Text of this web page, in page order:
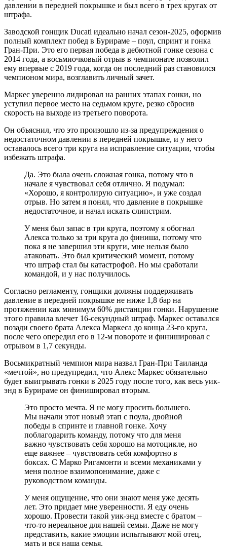
давлении в передней покрышке и был всего в трех кругах от
штрафа.
Заводской гонщик Ducati идеально начал сезон-2025, оформив
полный комплект побед в Бурираме – поул, спринт и гонка
Гран-При. Это его первая победа в дебютной гонке сезона с
2014 года, а восьмиочковый отрыв в чемпионате позволил
ему впервые с 2019 года, когда он последний раз становился
чемпионом мира, возглавить личный зачет.
Маркес уверенно лидировал на ранних этапах гонки, но
уступил первое место на седьмом круге, резко сбросив
скорость на выходе из третьего поворота.
Он объяснил, что это произошло из-за предупреждения о
недостаточном давлении в передней покрышке, и у него
оставалось всего три круга на исправление ситуации, чтобы
избежать штрафа.
Да. Это была очень сложная гонка, потому что в
начале я чувствовал себя отлично. Я подумал:
«Хорошо, я контролирую ситуацию», и уже создал
отрыв. Но затем я понял, что давление в покрышке
недостаточное, и начал искать слипстрим.
У меня был запас в три круга, поэтому я обогнал
Алекса только за три круга до финиша, потому что
пока я не завершил эти круги, мне нельзя было
атаковать. Это был критический момент, потому
что штраф стал бы катастрофой. Но мы сработали
командой, и у нас получилось.
Согласно регламенту, гонщики должны поддерживать
давление в передней покрышке не ниже 1,8 бар на
протяжении как минимум 60% дистанции гонки. Нарушение
этого правила влечет 16-секундный штраф. Маркес оставался
позади своего брата Алекса Маркеса до конца 23-го круга,
после чего опередил его в 12-м повороте и финишировал с
отрывом в 1,7 секунды.
Восьмикратный чемпион мира назвал Гран-При Таиланда
«мечтой», но предупредил, что Алекс Маркес обязательно
будет выигрывать гонки в 2025 году после того, как весь уик-
энд в Бурираме он финишировал вторым.
Это просто мечта. Я не могу просить большего.
Мы начали этот новый этап с поула, двойной
победы в спринте и главной гонке. Хочу
поблагодарить команду, потому что для меня
важно чувствовать себя хорошо на мотоцикле, но
еще важнее – чувствовать себя комфортно в
боксах. С Марко Ригамонти и всеми механиками у
меня полное взаимопонимание, даже с
руководством команды.
У меня ощущение, что они знают меня уже десять
лет. Это придает мне уверенности. Я еду очень
хорошо. Провести такой уик-энд вместе с братом –
что-то нереальное для нашей семьи. Даже не могу
представить, какие эмоции испытывают мой отец,
мать и вся наша семья.